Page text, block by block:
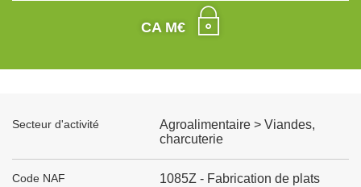
CA M€
Secteur d'activité
Agroalimentaire > Viandes,
charcuterie
Code NAF
1085Z - Fabrication de plats